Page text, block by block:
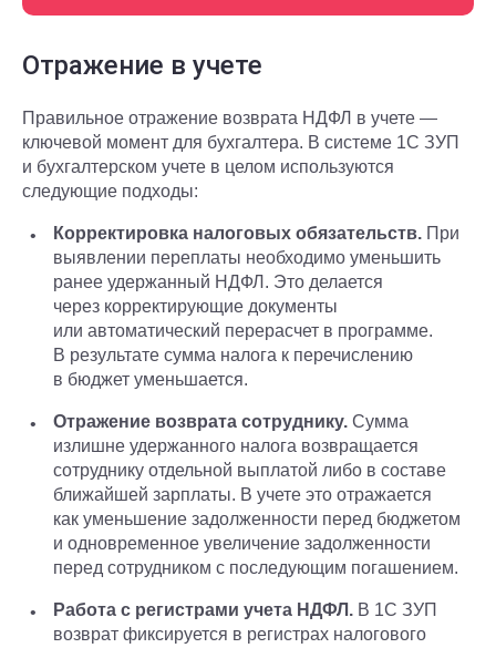
Отражение в учете
Правильное отражение возврата НДФЛ в учете —
ключевой момент для бухгалтера. В системе 1С ЗУП
и бухгалтерском учете в целом используются
следующие подходы:
Корректировка налоговых обязательств. При
выявлении переплаты необходимо уменьшить
ранее удержанный НДФЛ. Это делается
через корректирующие документы
или автоматический перерасчет в программе.
В результате сумма налога к перечислению
в бюджет уменьшается.
Отражение возврата сотруднику. Сумма
излишне удержанного налога возвращается
сотруднику отдельной выплатой либо в составе
ближайшей зарплаты. В учете это отражается
как уменьшение задолженности перед бюджетом
и одновременное увеличение задолженности
перед сотрудником с последующим погашением.
Работа с регистрами учета НДФЛ. В 1С ЗУП
возврат фиксируется в регистрах налогового